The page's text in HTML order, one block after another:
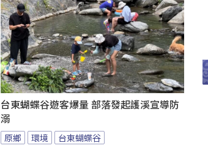
台東蝴蝶谷遊客爆量 部落發起護溪宣導防
溺
原鄉 環境 台東蝴蝶谷